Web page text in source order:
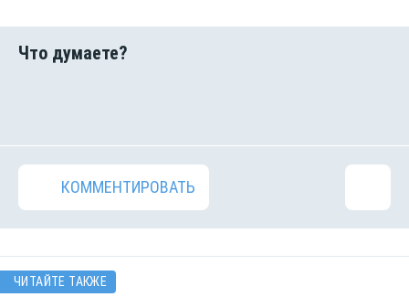
КОММЕНТИРОВАТЬ
ЧИТАЙТЕ ТАКЖЕ